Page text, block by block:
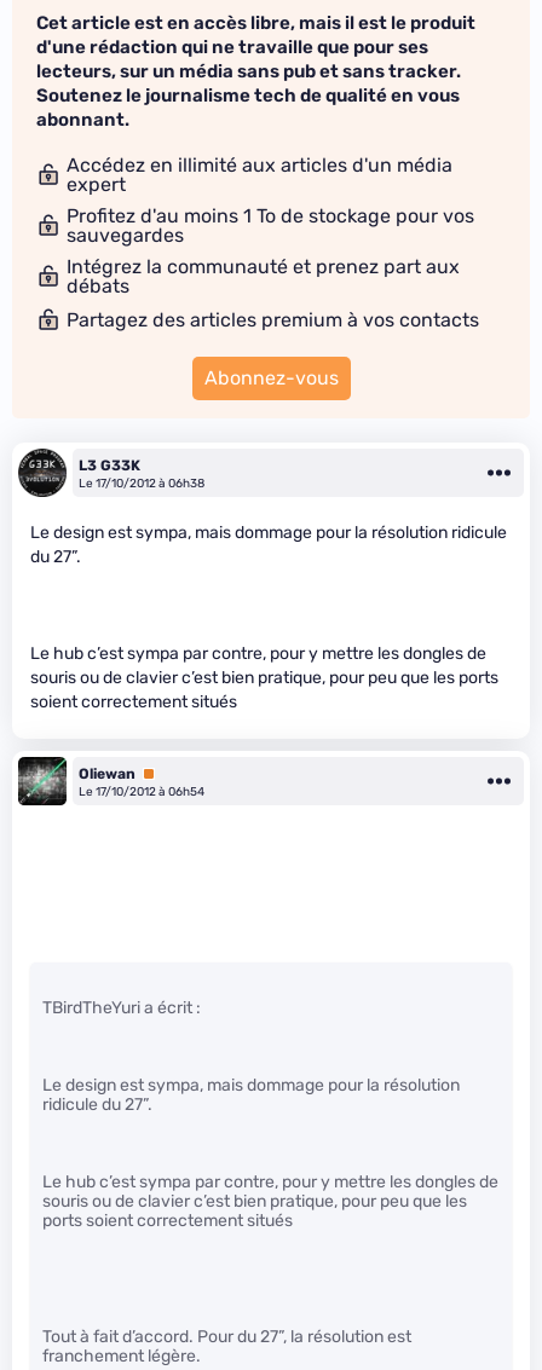
Cet article est en accès libre, mais il est le produit
d'une rédaction qui ne travaille que pour ses
lecteurs, sur un média sans pub et sans tracker.
Soutenez le journalisme tech de qualité en vous
abonnant.
Accédez en illimité aux articles d'un média
expert
Profitez d'au moins 1 To de stockage pour vos
sauvegardes
Intégrez la communauté et prenez part aux
débats
Partagez des articles premium à vos contacts
Abonnez-vous
L3 G33K
Le 17/10/2012 à 06h38
Le design est sympa, mais dommage pour la résolution ridicule
du 27”.
Le hub c’est sympa par contre, pour y mettre les dongles de
souris ou de clavier c’est bien pratique, pour peu que les ports
soient correctement situés
Oliewan
Premium
Le 17/10/2012 à 06h54
TBirdTheYuri a écrit :
Le design est sympa, mais dommage pour la résolution
ridicule du 27”.
Le hub c’est sympa par contre, pour y mettre les dongles de
souris ou de clavier c’est bien pratique, pour peu que les
ports soient correctement situés
Tout à fait d’accord. Pour du 27”, la résolution est
franchement légère.